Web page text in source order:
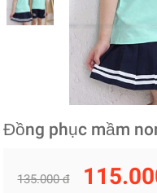
Đồng phục mầm
135.000 đ